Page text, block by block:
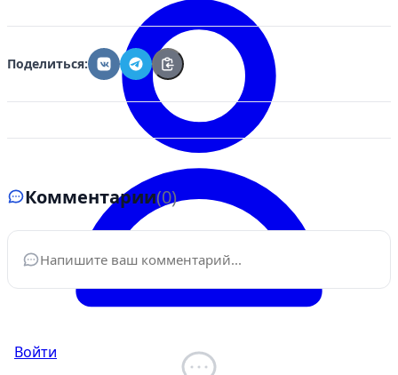
Войти
Поделиться:
Комментарии(0)
Ваше имя*